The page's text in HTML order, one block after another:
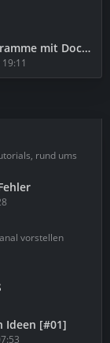
Kasm [Tutorial][4K]
rund ums
vorstellen
Ideen [#01]